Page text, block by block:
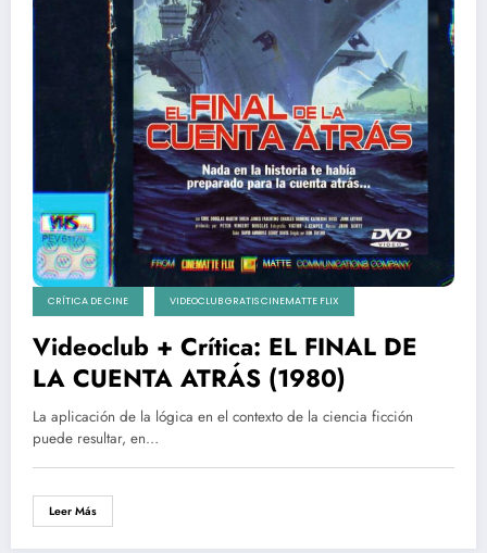
CRÍTICA DE CINE VIDEOCLUB GRATIS CINEMATTE FLIX
Videoclub + Crítica: EL FINAL DE
LA CUENTA ATRÁS (1980)
La aplicación de la lógica en el contexto de la ciencia ficción
puede resultar, en…
Leer Más